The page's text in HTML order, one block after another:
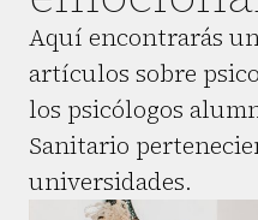
Aquí encontrarás
artículos sobre
los psicólogos
Sanitario
universidades.